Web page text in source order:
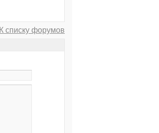
К списку форумов